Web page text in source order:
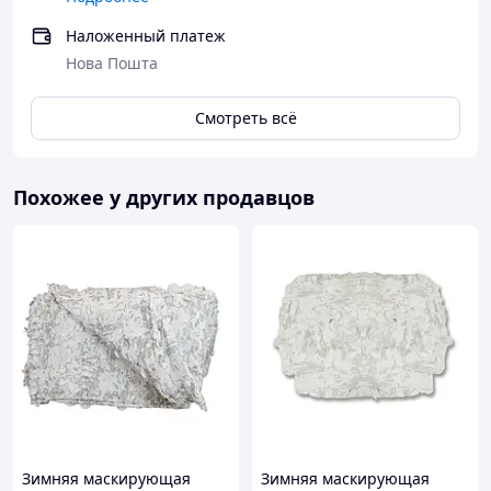
Наложенный платеж
Нова Пошта
Смотреть всё
Похожее у других продавцов
Зимняя маскирующая
Зимняя маскирующая